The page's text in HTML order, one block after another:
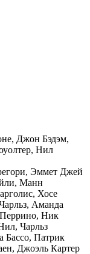
, Джон Бэдэм,
, Нил
, Эммет Джей
, Манн
, Хосе
, Аманда
, Ник
, Чарльз
Бассо, Патрик
, Джоэль Картер